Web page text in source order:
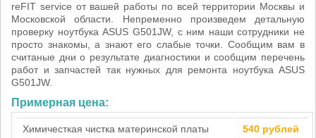
reFIT service от вашей работы по всей территории Москвы и
Московской области. Непременно произведем детальную
проверку ноутбука ASUS G501JW, с ним наши сотрудники не
просто знакомы, а знают его слабые точки. Сообщим вам в
считаные дни о результате диагностики и сообщим перечень
работ и запчастей так нужных для ремонта ноутбука ASUS
G501JW.
Примерная цена:
Химичесткая чистка материнской платы 540 рублей